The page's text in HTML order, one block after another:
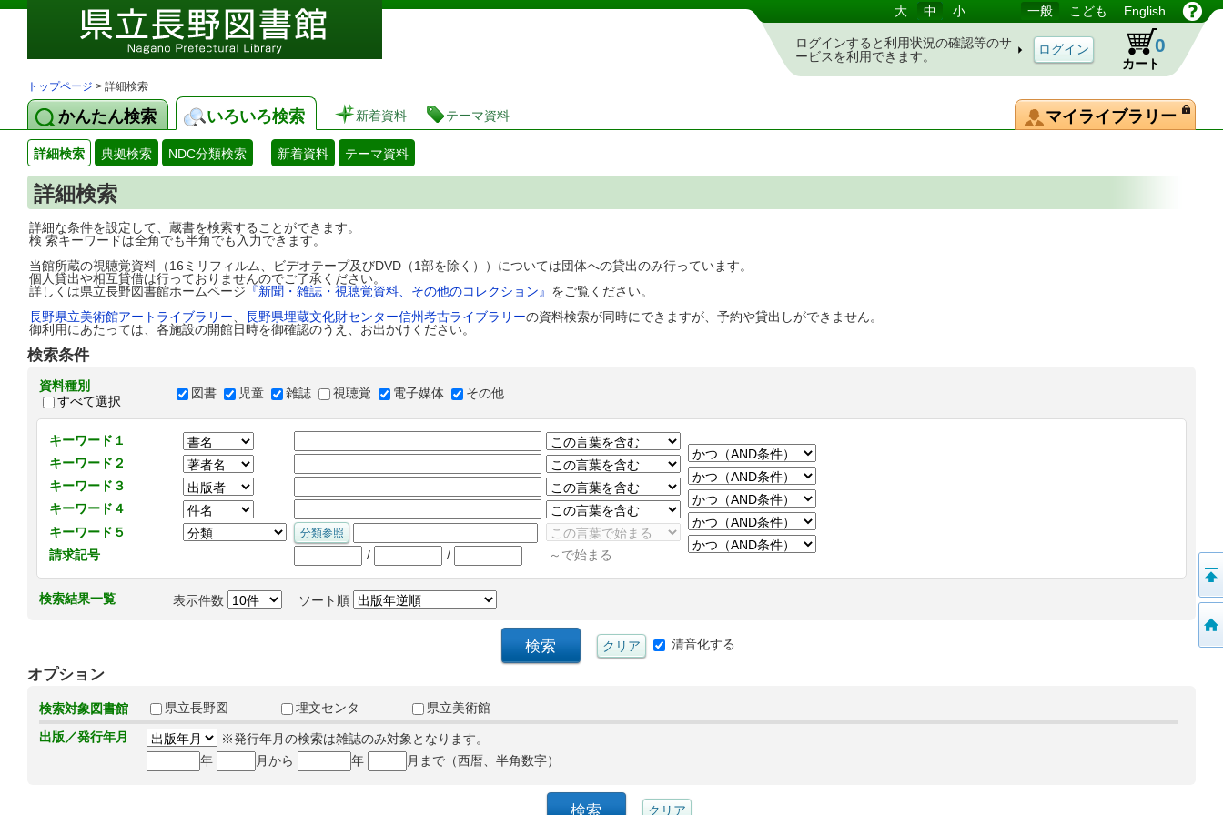
図書館 蔵書検索・予約システム 大 中 小 一般 こども English
ログインすると利用状況の確認等のサ
ービスを利用できます。
カート
0
トップページ > 詳細検索
かんたん検索 いろいろ検索 新着資料 テーマ資料 マイライブラリー
詳細検索 典拠検索 NDC分類検索 新着資料 テーマ資料
詳細検索
詳細な条件を設定して、蔵書を検索することができます。
検 索キーワードは全角でも半角でも入力できます。
当館所蔵の視聴覚資料（16ミリフィルム、ビデオテープ及びDVD（1部を除く））については団体への貸出のみ行っています。
個人貸出や相互貸借は行っておりませんのでご了承ください。
詳しくは県立長野図書館ホームページ 『新聞・雑誌・視聴覚資料、その他のコレクション』 をご覧ください。
長野県立美術館アートライブラリー
長野県埋蔵文化財センター信州考古ライブラリーの資料検索が同時にできますが、予約や貸出しができません。
御利用にあたっては、各施設の開館日時を御確認のうえ、お出かけください。
検索条件
資料種別
すべて選択
図書 児童 雑誌 視聴覚 電子媒体 その他
キーワード１
キーワード２
キーワード３
キーワード４
キーワード５
請求記号
/ / ～で始まる
検索結果一覧 表示件数 ソート順
清音化する
オプション
検索対象図書館 県立長野図 埋文センタ
県立美術館
出版／発行年月
※発行年月の検索は雑誌のみ対象となります。
年
月から 年 月まで（西暦、半角数字）